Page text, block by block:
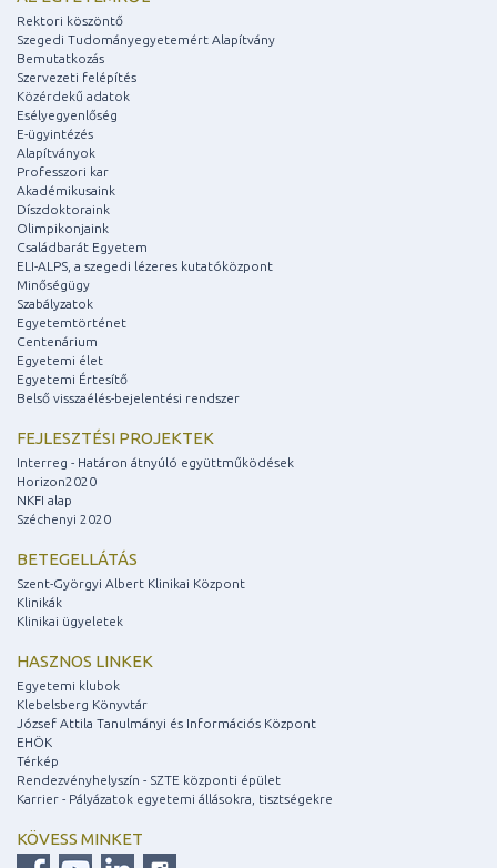
Rektori köszöntő
Szegedi Tudományegyetemért Alapítvány
Bemutatkozás
Szervezeti felépítés
Közérdekű adatok
Esélyegyenlőség
E-ügyintézés
Alapítványok
Professzori kar
Akadémikusaink
Díszdoktoraink
Olimpikonjaink
Családbarát Egyetem
ELI-ALPS, a szegedi lézeres kutatóközpont
Minőségügy
Szabályzatok
Egyetemtörténet
Centenárium
Egyetemi élet
Egyetemi Értesítő
Belső visszaélés-bejelentési rendszer
FEJLESZTÉSI PROJEKTEK
Interreg - Határon átnyúló együttműködések
Horizon2020
NKFI alap
Széchenyi 2020
BETEGELLÁTÁS
Szent-Györgyi Albert Klinikai Központ
Klinikák
Klinikai ügyeletek
HASZNOS LINKEK
Egyetemi klubok
Klebelsberg Könyvtár
József Attila Tanulmányi és Információs Központ
EHÖK
Térkép
Rendezvényhelyszín - SZTE központi épület
Karrier - Pályázatok egyetemi állásokra, tisztségekre
KÖVESS MINKET